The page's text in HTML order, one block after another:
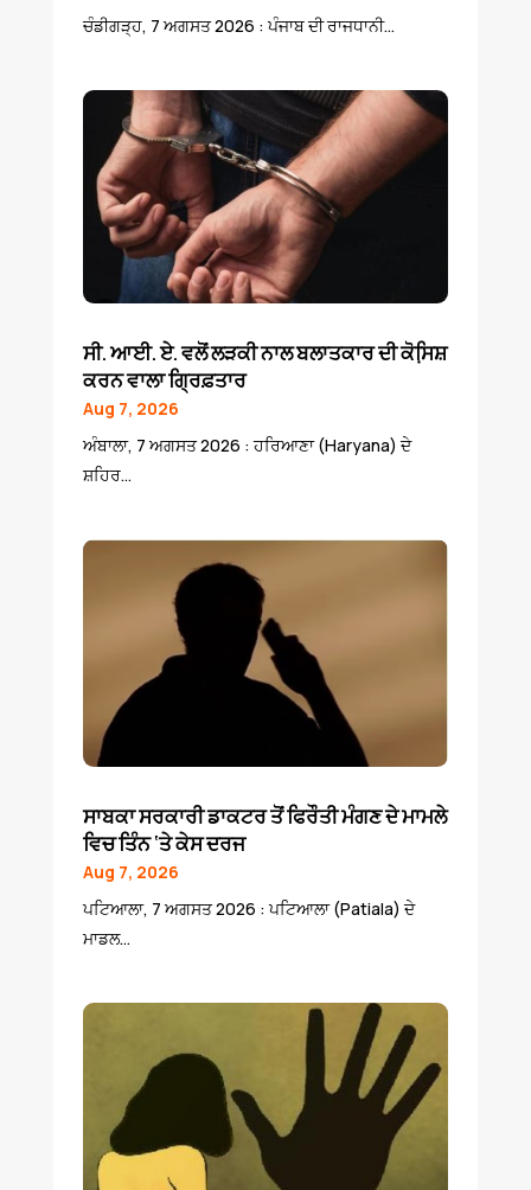
ਚੰਡੀਗੜ੍ਹ, 7 ਅਗਸਤ 2026 : ਪੰਜਾਬ ਦੀ ਰਾਜਧਾਨੀ...
ਸੀ. ਆਈ. ਏ. ਵਲੋਂ ਲੜਕੀ ਨਾਲ ਬਲਾਤਕਾਰ ਦੀ ਕੋਸਿ਼ਸ਼
ਕਰਨ ਵਾਲਾ ਗ੍ਰਿਫ਼ਤਾਰ
Aug 7, 2026
ਅੰਬਾਲਾ, 7 ਅਗਸਤ 2026 : ਹਰਿਆਣਾ (Haryana) ਦੇ
ਸ਼ਹਿਰ...
ਸਾਬਕਾ ਸਰਕਾਰੀ ਡਾਕਟਰ ਤੋਂ ਫਿਰੌਤੀ ਮੰਗਣ ਦੇ ਮਾਮਲੇ
ਵਿਚ ਤਿੰਨ ‘ਤੇ ਕੇਸ ਦਰਜ
Aug 7, 2026
ਪਟਿਆਲਾ, 7 ਅਗਸਤ 2026 : ਪਟਿਆਲਾ (Patiala) ਦੇ
ਮਾਡਲ...